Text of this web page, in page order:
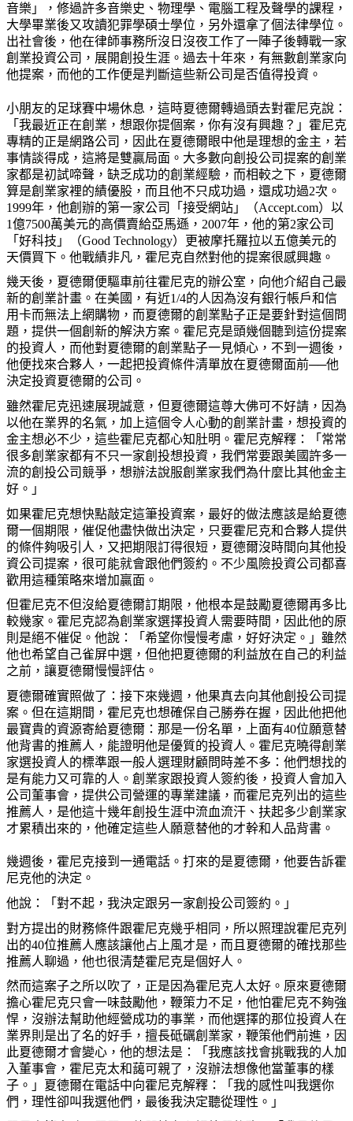
音樂」，修過許多音樂史、物理學、電腦工程及聲學的課程，
大學畢業後又攻讀犯罪學碩士學位，另外還拿了個法律學位。
出社會後，他在律師事務所沒日沒夜工作了一陣子後轉戰一家
創業投資公司，展開創投生涯。過去十年來，有無數創業家向
他提案，而他的工作便是判斷這些新公司是否值得投資。
小朋友的足球賽中場休息，這時夏德爾轉過頭去對霍尼克說：
「我最近正在創業，想跟你提個案，你有沒有興趣？」霍尼克
專精的正是網路公司，因此在夏德爾眼中他是理想的金主，若
事情談得成，這將是雙贏局面。大多數向創投公司提案的創業
家都是初試啼聲，缺乏成功的創業經驗，而相較之下，夏德爾
算是創業家裡的績優股，而且他不只成功過，還成功過2次。
1999年，他創辦的第一家公司「接受網站」（Accept.com）以
1億7500萬美元的高價賣給亞馬遜， 2007年，他的第2家公司
「好科技」（Good Technology）更被摩托羅拉以五億美元的
天價買下。他戰績非凡，霍尼克自然對他的提案很感興趣。
幾天後，夏德爾便驅車前往霍尼克的辦公室，向他介紹自己最
新的創業計畫。在美國，有近1/4的人因為沒有銀行帳戶和信
用卡而無法上網購物，而夏德爾的創業點子正是要針對這個問
題，提供一個創新的解決方案。霍尼克是頭幾個聽到這份提案
的投資人，而他對夏德爾的創業點子一見傾心，不到一週後，
他便找來合夥人，一起把投資條件清單放在夏德爾面前──他
決定投資夏德爾的公司。
雖然霍尼克迅速展現誠意，但夏德爾這尊大佛可不好請，因為
以他在業界的名氣，加上這個令人心動的創業計畫，想投資的
金主想必不少，這些霍尼克都心知肚明。霍尼克解釋：「常常
很多創業家都有不只一家創投想投資，我們常要跟美國許多一
流的創投公司競爭，想辦法說服創業家我們為什麼比其他金主
好。」
如果霍尼克想快點敲定這筆投資案，最好的做法應該是給夏德
爾一個期限，催促他盡快做出決定，只要霍尼克和合夥人提供
的條件夠吸引人，又把期限訂得很短，夏德爾沒時間向其他投
資公司提案，很可能就會跟他們簽約。不少風險投資公司都喜
歡用這種策略來增加贏面。
但霍尼克不但沒給夏德爾訂期限，他根本是鼓勵夏德爾再多比
較幾家。霍尼克認為創業家選擇投資人需要時間，因此他的原
則是絕不催促。他說：「希望你慢慢考慮，好好決定。」雖然
他也希望自己雀屏中選，但他把夏德爾的利益放在自己的利益
之前，讓夏德爾慢慢評估。
夏德爾確實照做了：接下來幾週，他果真去向其他創投公司提
案。但在這期間，霍尼克也想確保自己勝券在握，因此他把他
最寶貴的資源寄給夏德爾：那是一份名單，上面有40位願意替
他背書的推薦人，能證明他是優質的投資人。霍尼克曉得創業
家選投資人的標準跟一般人選理財顧問時差不多：他們想找的
是有能力又可靠的人。創業家跟投資人簽約後，投資人會加入
公司董事會，提供公司營運的專業建議，而霍尼克列出的這些
推薦人，是他這十幾年創投生涯中流血流汗、扶起多少創業家
才累積出來的，他確定這些人願意替他的才幹和人品背書。
幾週後，霍尼克接到一通電話。打來的是夏德爾，他要告訴霍
尼克他的決定。
他說：「對不起，我決定跟另一家創投公司簽約。」
對方提出的財務條件跟霍尼克幾乎相同，所以照理說霍尼克列
出的40位推薦人應該讓他占上風才是，而且夏德爾的確找那些
推薦人聊過，他也很清楚霍尼克是個好人。
然而這案子之所以吹了，正是因為霍尼克人太好。原來夏德爾
擔心霍尼克只會一味鼓勵他，鞭策力不足，他怕霍尼克不夠強
悍，沒辦法幫助他經營成功的事業，而他選擇的那位投資人在
業界則是出了名的好手，擅長砥礪創業家，鞭策他們前進，因
此夏德爾才會變心，他的想法是：「我應該找會挑戰我的人加
入董事會，霍尼克太和藹可親了，沒辦法想像他當董事的樣
子。」夏德爾在電話中向霍尼克解釋：「我的感性叫我選你
們，理性卻叫我選他們，最後我決定聽從理性。」